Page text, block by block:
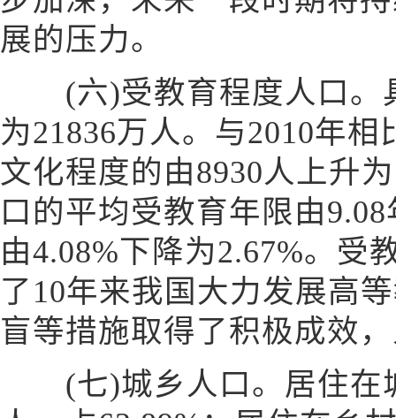
展的压力。
(六)受教育程度人口。
为21836万人。与2010年
文化程度的由8930人上升
口的平均受教育年限由
由4.08%下降为2.67%。受
了10年来我国大力发展高
盲等措施取得了积极成效
(七)城乡人口。居住在